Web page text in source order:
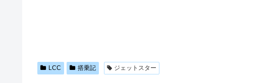
LCC 搭乗記 ジェットスター